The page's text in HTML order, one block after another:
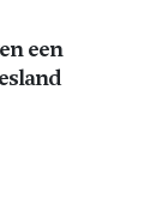
een